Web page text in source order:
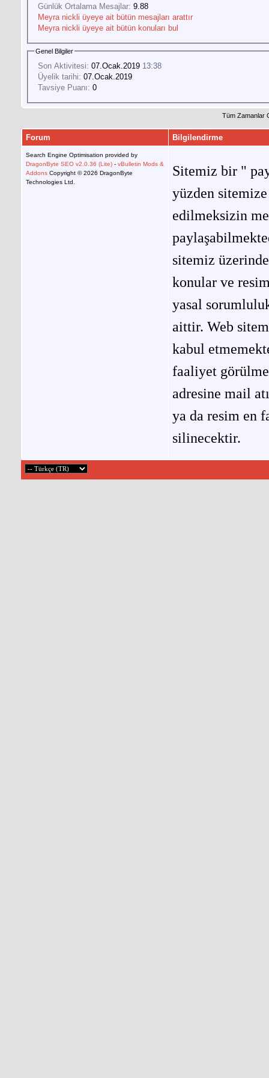
Günlük Ortalama Mesajlar: 9.88
Meyra nickli üyeye ait bütün mesajları arattır
Meyra nickli üyeye ait bütün konuları bul
Genel Bilgiler
Son Aktivitesi: 07.Ocak.2019 13:38
Üyelik tarihi: 07.Ocak.2019
Tavsiye Puanı: 0
Tüm Zamanlar
Forum Bilgilendirme
Search Engine Optimisation provided by
DragonByte SEO v2.0.36 (Lite) - vBulletin Mods &
Addons Copyright © 2026 DragonByte
Technologies Ltd.
Sitemiz bir "
yüzden
edilmeksizin
sitemiz
konular ve
yasal
aittir. Web
kabul
faaliyet
adresine mail
ya da resim en
silinecektir.